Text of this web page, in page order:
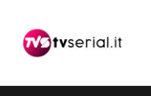
navigazione
contenuto
barra
primaria